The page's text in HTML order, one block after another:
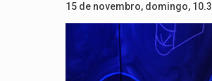
15 de novembro, domingo,